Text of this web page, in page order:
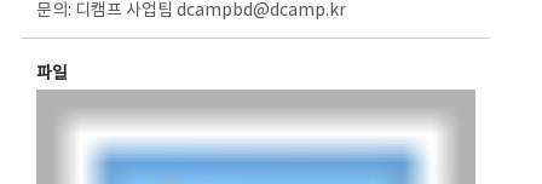
문의: 디캠프 사업팀 dcampbd@dcamp.kr
파일